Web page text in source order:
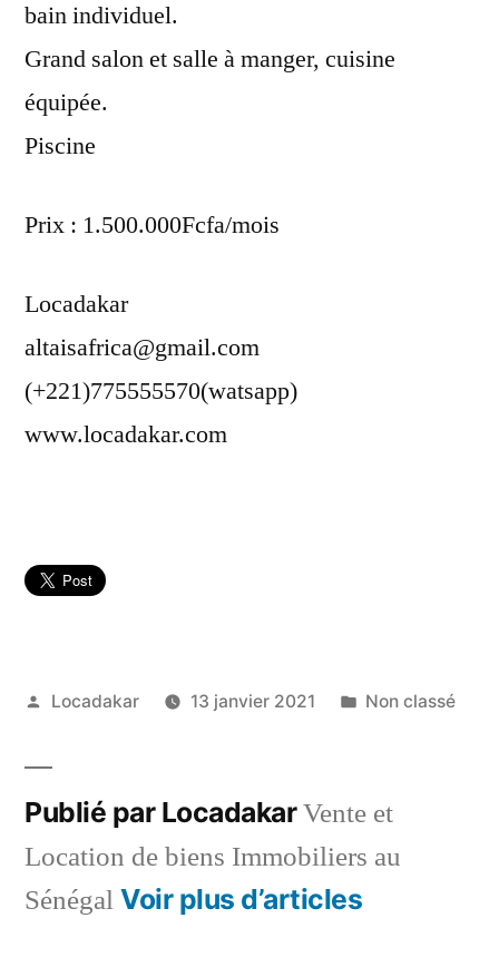
bain individuel.
Grand salon et salle à manger, cuisine
équipée.
Piscine
Prix : 1.500.000Fcfa/mois
Locadakar
altaisafrica@gmail.com
(+221)775555570(watsapp)
www.locadakar.com
Publié
Locadakar 13 janvier 2021
Publié
Non classé
Publié par LocadakarVente et
Location de biens Immobiliers au
Sénégal Voir plus d’articles